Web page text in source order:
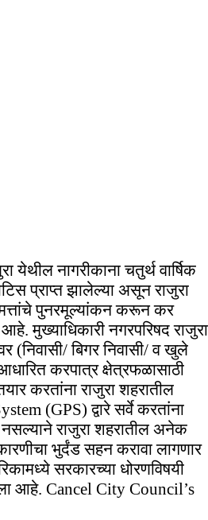
येथील नागरीकाना चतुर्थ वार्षिक
प्राप्त झालेल्या असून राजुरा
पुनरमूल्यांकन करून कर
मुख्याधिकारी नगरपरिषद राजुरा
(निवासी/ बिगर निवासी/ व खुले
करपात्र क्षेत्रफळासाठी
करतांना राजुरा शहरातील
(GPS) द्वारे सर्वे करतांना
नसल्याने राजुरा शहरातील अनेक
भुर्दंड सहन करावा लागणार
सरकारच्या धोरणविषयी
आहे. Cancel City Council’s